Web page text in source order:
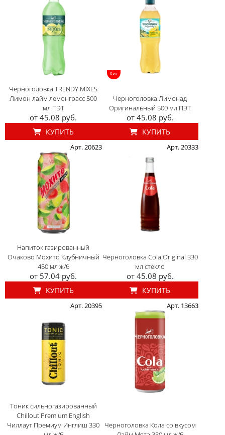
Черноголовка TRENDY MIXES
Лимон лайм лемонграсс 500
мл ПЭТ
от 45.08 руб.
КУПИТЬ
Хит
Черноголовка Лимонад
Оригинальный 500 мл ПЭТ
от 45.08 руб.
КУПИТЬ
Арт. 20623
Напиток газированный
Очаково Мохито Клубничный
450 мл ж/б
от 57.04 руб.
КУПИТЬ
Арт. 20333
Черноголовка Cola Original 330
мл стекло
от 45.08 руб.
КУПИТЬ
Арт. 20395
Тоник сильногазированный
Chillout Premium English
Чиллаут Премиум Инглиш 330
Арт. 13663
Черноголовка Кола со вкусом